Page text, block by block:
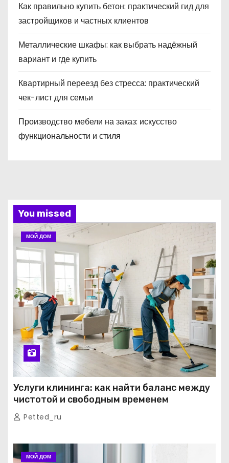
Как правильно купить бетон: практический гид для
застройщиков и частных клиентов
Металлические шкафы: как выбрать надёжный
вариант и где купить
Квартирный переезд без стресса: практический
чек-лист для семьи
Производство мебели на заказ: искусство
функциональности и стиля
You missed
МОЙ ДОМ
Услуги клининга: как найти баланс между
чистотой и свободным временем
Petted_ru
МОЙ ДОМ